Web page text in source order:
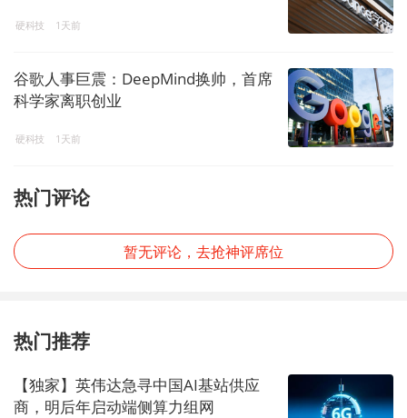
硬科技 1天前
谷歌人事巨震：DeepMind换帅，首席
科学家离职创业
硬科技 1天前
热门评论
暂无评论，去抢神评席位
热门推荐
【独家】英伟达急寻中国AI基站供应
商，明后年启动端侧算力组网